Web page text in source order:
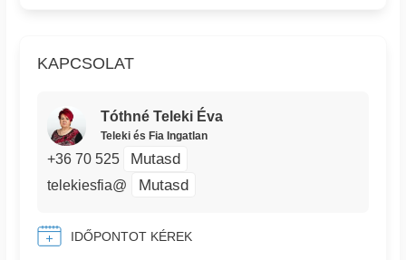
KAPCSOLAT
Tóthné Teleki Éva
Teleki és Fia Ingatlan
+36 70 525 Mutasd
telekiesfia@ Mutasd
IDŐPONTOT KÉREK